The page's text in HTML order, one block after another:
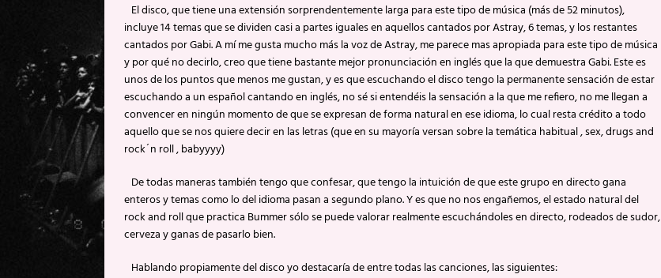
El disco, que tiene una extensión sorprendentemente larga para este tipo de música (más de 52 minutos),
incluye 14 temas que se dividen casi a partes iguales en aquellos cantados por Astray, 6 temas, y los restantes
cantados por Gabi. A mí me gusta mucho más la voz de Astray, me parece mas apropiada para este tipo de música
y por qué no decirlo, creo que tiene bastante mejor pronunciación en inglés que la que demuestra Gabi. Este es
unos de los puntos que menos me gustan, y es que escuchando el disco tengo la permanente sensación de estar
escuchando a un español cantando en inglés, no sé si entendéis la sensación a la que me refiero, no me llegan a
convencer en ningún momento de que se expresan de forma natural en ese idioma, lo cual resta crédito a todo
aquello que se nos quiere decir en las letras (que en su mayoría versan sobre la temática habitual , sex, drugs and
rock´n roll , babyyyy)
De todas maneras también tengo que confesar, que tengo la intuición de que este grupo en directo gana
enteros y temas como lo del idioma pasan a segundo plano. Y es que no nos engañemos, el estado natural del
rock and roll que practica Bummer sólo se puede valorar realmente escuchándoles en directo, rodeados de sudor,
cerveza y ganas de pasarlo bien.
Hablando propiamente del disco yo destacaría de entre todas las canciones, las siguientes: